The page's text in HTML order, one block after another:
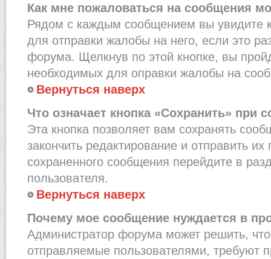
Как мне пожаловаться на сообщения
Рядом с каждым сообщением вы увидите
для отправки жалобы на него, если это
форума. Щелкнув по этой кнопке, вы
необходимых для оправки жалобы на
Вернуться наверх
Что означает кнопка «Сохранить» при
Эта кнопка позволяет вам сохранять
закончить редактирование и отправить их
сохраненного сообщения перейдите в
пользователя.
Вернуться наверх
Почему мое сообщение нуждается в
Администратор форума может решить,
отправляемые пользователями, требуют